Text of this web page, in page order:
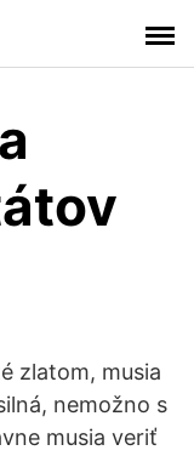
zlatom, musia
nemožno s
musia veriť